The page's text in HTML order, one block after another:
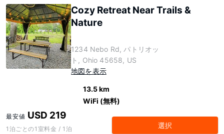
Cozy Retreat Near Trails &
Nature
1234 Nebo Rd, パトリオッ
ト, Ohio 45658, US
地図を表示
13.5 km
WiFi (無料)
最安値 USD 219
1泊ごとの1室料金 / 1泊 選択